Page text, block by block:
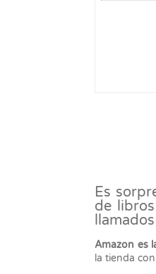
Es
de
llamados
Amazon es
la tienda